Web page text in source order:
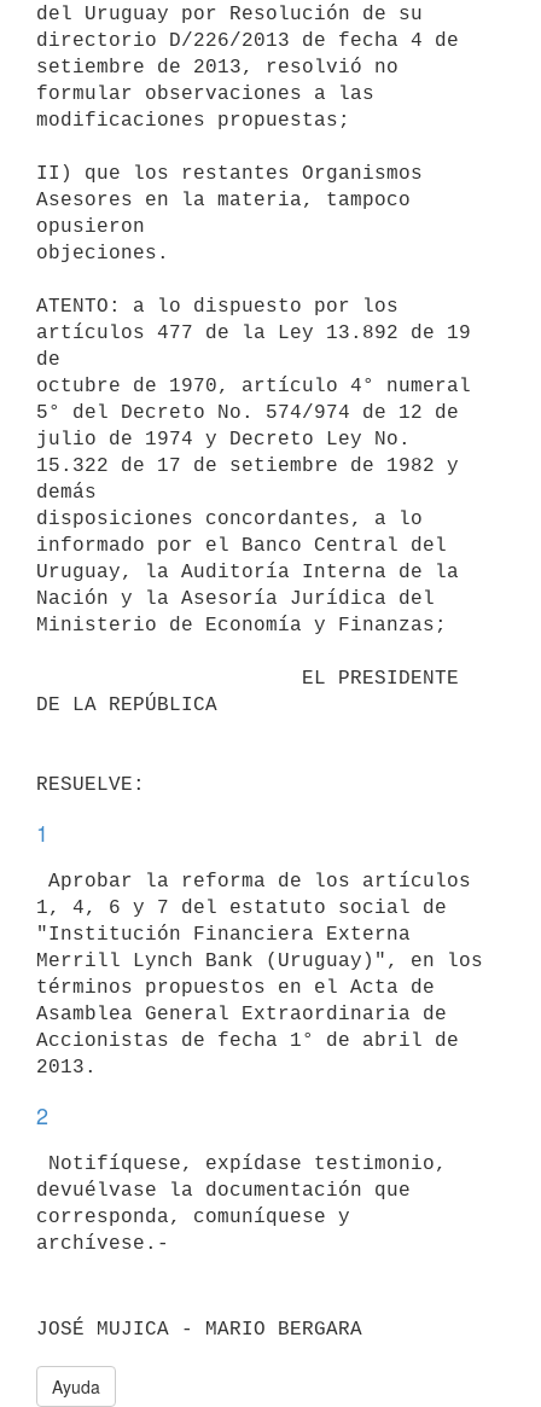
del Uruguay por Resolución de su
directorio D/226/2013 de fecha 4 de
setiembre de 2013, resolvió no
formular observaciones a las
modificaciones propuestas;
II) que los restantes Organismos
Asesores en la materia, tampoco
opusieron
objeciones.
ATENTO: a lo dispuesto por los
artículos 477 de la Ley 13.892 de 19
de
octubre de 1970, artículo 4° numeral
5° del Decreto No. 574/974 de 12 de
julio de 1974 y Decreto Ley No.
15.322 de 17 de setiembre de 1982 y
demás
disposiciones concordantes, a lo
informado por el Banco Central del
Uruguay, la Auditoría Interna de la
Nación y la Asesoría Jurídica del
Ministerio de Economía y Finanzas;
DE LA REPÚBLICA
1
1, 4, 6 y 7 del estatuto social de
"Institución Financiera Externa
Merrill Lynch Bank (Uruguay)", en los
términos propuestos en el Acta de
Asamblea General Extraordinaria de
Accionistas de fecha 1° de abril de
2
devuélvase la documentación que
corresponda, comuníquese y
Ayuda